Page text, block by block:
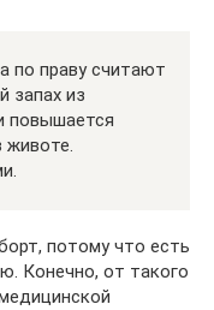
по праву считают
запах из
повышается
животе.
потому что есть
Конечно, от такого